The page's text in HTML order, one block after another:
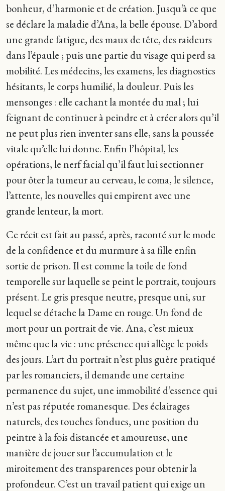
bonheur, d’harmonie et de création. Jusqu’à ce que
se déclare la maladie d’Ana, la belle épouse. D’abord
une grande fatigue, des maux de tête, des raideurs
dans l’épaule ; puis une partie du visage qui perd sa
mobilité. Les médecins, les examens, les diagnostics
hésitants, le corps humilié, la douleur. Puis les
mensonges : elle cachant la montée du mal ; lui
feignant de continuer à peindre et à créer alors qu’il
ne peut plus rien inventer sans elle, sans la poussée
vitale qu’elle lui donne. Enfin l’hôpital, les
opérations, le nerf facial qu’il faut lui sectionner
pour ôter la tumeur au cerveau, le coma, le silence,
l’attente, les nouvelles qui empirent avec une
grande lenteur, la mort.
Ce récit est fait au passé, après, raconté sur le mode
de la confidence et du murmure à sa fille enfin
sortie de prison. Il est comme la toile de fond
temporelle sur laquelle se peint le portrait, toujours
présent. Le gris presque neutre, presque uni, sur
lequel se détache la Dame en rouge. Un fond de
mort pour un portrait de vie. Ana, c’est mieux
même que la vie : une présence qui allège le poids
des jours. L’art du portrait n’est plus guère pratiqué
par les romanciers, il demande une certaine
permanence du sujet, une immobilité d’essence qui
n’est pas réputée romanesque. Des éclairages
naturels, des touches fondues, une position du
peintre à la fois distancée et amoureuse, une
manière de jouer sur l’accumulation et le
miroitement des transparences pour obtenir la
profondeur. C’est un travail patient qui exige un